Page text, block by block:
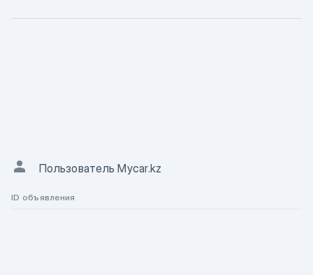
Пользователь Mycar.kz
ID объявления